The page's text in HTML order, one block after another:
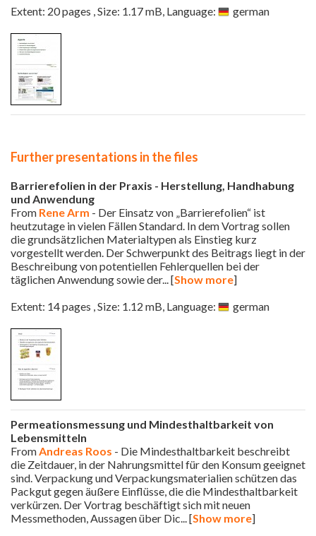
Extent: 20 pages , Size: 1.17 mB, Language:
german
Further presentations in the files
Barrierefolien in der Praxis - Herstellung, Handhabung
und Anwendung
From Rene Arm - Der Einsatz von „Barrierefolien“ ist
heutzutage in vielen Fällen Standard. In dem Vortrag sollen
die grundsätzlichen Materialtypen als Einstieg kurz
vorgestellt werden. Der Schwerpunkt des Beitrags liegt in der
Beschreibung von potentiellen Fehlerquellen bei der
täglichen Anwendung sowie der... [Show more]
Extent: 14 pages , Size: 1.12 mB, Language:
german
Permeationsmessung und Mindesthaltbarkeit von
Lebensmitteln
FromAndreas Roos - Die Mindesthaltbarkeit beschreibt
die Zeitdauer, in der Nahrungsmittel für den Konsum geeignet
sind. Verpackung und Verpackungsmaterialien schützen das
Packgut gegen äußere Einflüsse, die die Mindesthaltbarkeit
verkürzen. Der Vortrag beschäftigt sich mit neuen
Messmethoden, Aussagen über Dic... [Show more]